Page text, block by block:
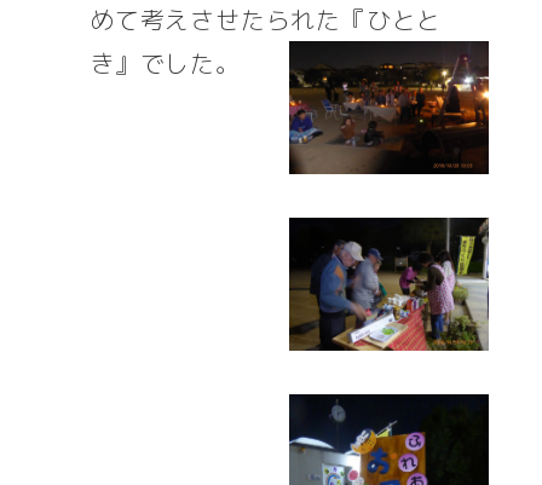
めて考えさせたられた『ひとと
き』でした。